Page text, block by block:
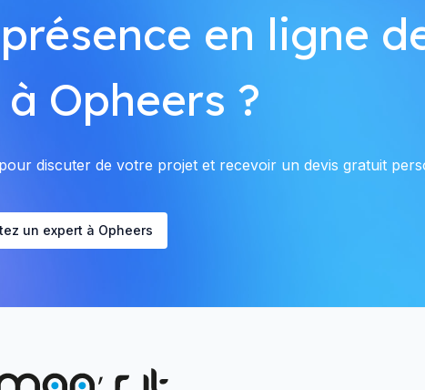
en ligne
Opheers ?
discuter de votre projet et recevoir un devis gratuit
un expert à Opheers